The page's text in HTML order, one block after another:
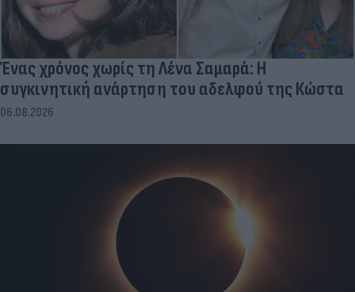
Ένας χρόνος χωρίς τη Λένα Σαμαρά: Η
συγκινητική ανάρτηση του αδελφού της Κώστα
06.08.2026